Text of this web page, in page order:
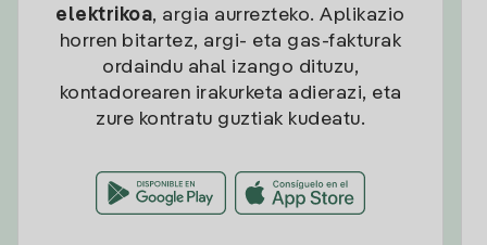
elektrikoa, argia aurrezteko. Aplikazio
horren bitartez, argi- eta gas-fakturak
ordaindu ahal izango dituzu,
kontadorearen irakurketa adierazi, eta
zure kontratu guztiak kudeatu.